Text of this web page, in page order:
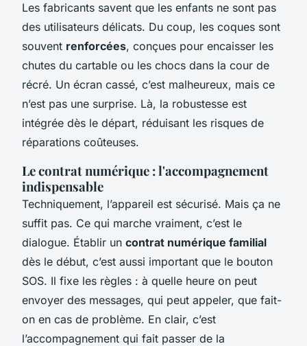
Les fabricants savent que les enfants ne sont pas
des utilisateurs délicats. Du coup, les coques sont
souvent renforcées, conçues pour encaisser les
chutes du cartable ou les chocs dans la cour de
récré. Un écran cassé, c’est malheureux, mais ce
n’est pas une surprise. Là, la robustesse est
intégrée dès le départ, réduisant les risques de
réparations coûteuses.
Le contrat numérique : l'accompagnement
indispensable
Techniquement, l’appareil est sécurisé. Mais ça ne
suffit pas. Ce qui marche vraiment, c’est le
dialogue. Établir un contrat numérique familial
dès le début, c’est aussi important que le bouton
SOS. Il fixe les règles : à quelle heure on peut
envoyer des messages, qui peut appeler, que fait-
on en cas de problème. En clair, c’est
l’accompagnement qui fait passer de la